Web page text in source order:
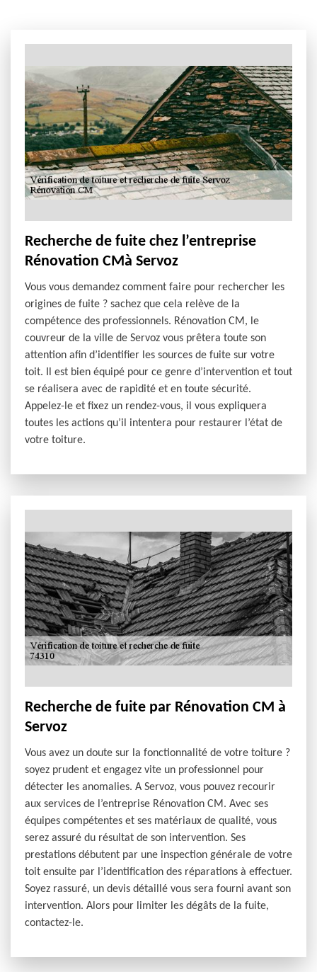
Recherche de fuite chez l’entreprise
Rénovation CMà Servoz
Vous vous demandez comment faire pour rechercher les
origines de fuite ? sachez que cela relève de la
compétence des professionnels. Rénovation CM, le
couvreur de la ville de Servoz vous prêtera toute son
attention afin d’identifier les sources de fuite sur votre
toit. Il est bien équipé pour ce genre d’intervention et tout
se réalisera avec de rapidité et en toute sécurité.
Appelez-le et fixez un rendez-vous, il vous expliquera
toutes les actions qu’il intentera pour restaurer l’état de
votre toiture.
Recherche de fuite par Rénovation CM à
Servoz
Vous avez un doute sur la fonctionnalité de votre toiture ?
soyez prudent et engagez vite un professionnel pour
détecter les anomalies. A Servoz, vous pouvez recourir
aux services de l’entreprise Rénovation CM. Avec ses
équipes compétentes et ses matériaux de qualité, vous
serez assuré du résultat de son intervention. Ses
prestations débutent par une inspection générale de votre
toit ensuite par l’identification des réparations à effectuer.
Soyez rassuré, un devis détaillé vous sera fourni avant son
intervention. Alors pour limiter les dégâts de la fuite,
contactez-le.